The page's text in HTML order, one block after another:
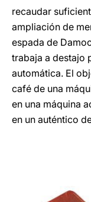
recaudar
ampliación de
espada de
trabaja a destajo
automática. El
café de una
en una máquina
en un auténtico